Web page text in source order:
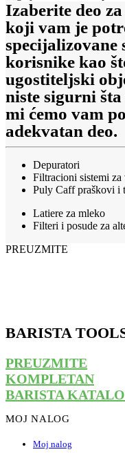
Izaberite deo
koji vam je
specijalizovane
korisnike kao
ugostiteljski
niste sigurni
mi ćemo vam
adekvatan deo.
Depuratori
Filtracioni sistemi za
Puly Caff praškovi i
Latiere za mleko
Filteri i posude za
PREUZMITE
BARISTA
PREUZMITE
KOMPLETAN
BARISTA
MOJ NALOG
Moj nalog